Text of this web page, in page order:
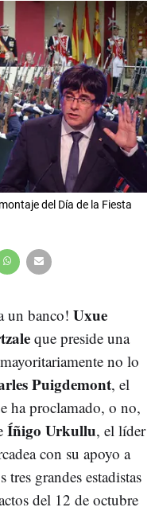
del Día de la Fiesta
un banco! Uxue
que preside una
no lo
Puigdemont, el
ha proclamado, o no,
Íñigo Urkullu, el líder
con su apoyo a
tres grandes estadistas
del 12 de octubre